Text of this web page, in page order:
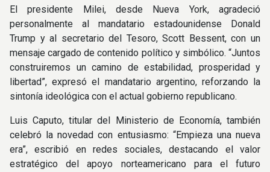
El presidente Milei, desde Nueva York, agradeció
personalmente al mandatario estadounidense Donald
Trump y al secretario del Tesoro, Scott Bessent, con un
mensaje cargado de contenido político y simbólico. “Juntos
construiremos un camino de estabilidad, prosperidad y
libertad”, expresó el mandatario argentino, reforzando la
sintonía ideológica con el actual gobierno republicano.
Luis Caputo, titular del Ministerio de Economía, también
celebró la novedad con entusiasmo: “Empieza una nueva
era”, escribió en redes sociales, destacando el valor
estratégico del apoyo norteamericano para el futuro